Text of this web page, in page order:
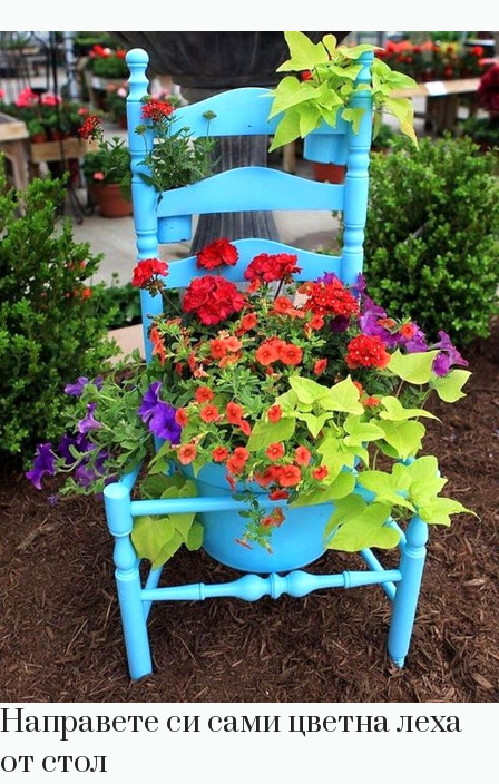
Направете си сами цветна леха
от стол